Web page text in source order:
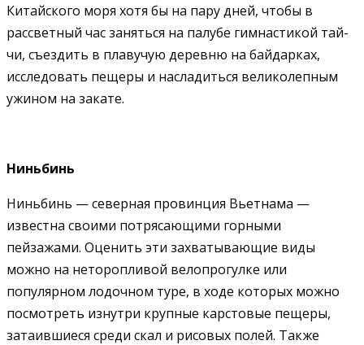
Китайского моря хотя бы на пару дней, чтобы в
рассветный час заняться на палубе гимнастикой тай-
чи, съездить в плавучую деревню на байдарках,
исследовать пещеры и насладиться великолепным
ужином на закате.
Ниньбинь
Ниньбинь — северная провинция Вьетнама —
известна своими потрясающими горными
пейзажами. Оценить эти захватывающие виды
можно на неторопливой велопрогулке или
популярном лодочном туре, в ходе которых можно
посмотреть изнутри крупные карстовые пещеры,
затаившиеся среди скал и рисовых полей. Также